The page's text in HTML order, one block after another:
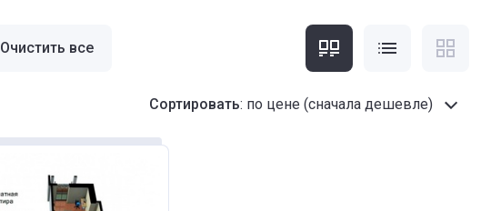
Очистить все
Сортировать: по цене (сначала дешевле)